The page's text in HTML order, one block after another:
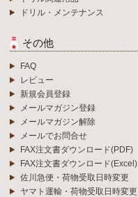
ドリル・メンテナンス
その他
FAQ
レビュー
新規会員登録
メールマガジン登録
メールマガジン解除
メールでお問合せ
FAX注文書ダウンロード(PDF)
FAX注文書ダウンロード(Excel)
佐川急便・荷物受取日時変更
ヤマト運輸・荷物受取日時変更